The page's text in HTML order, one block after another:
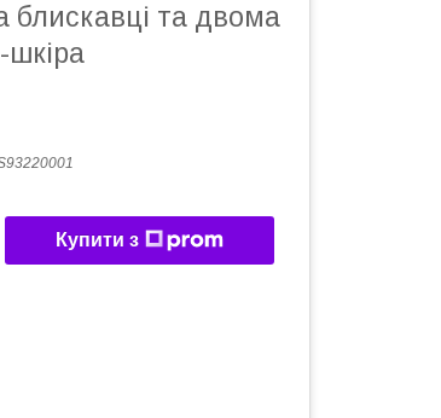
та двома
шкіра
Купити з